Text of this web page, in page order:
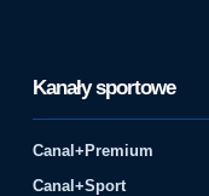
Kanały sportowe
Canal+Premium
Canal+Sport